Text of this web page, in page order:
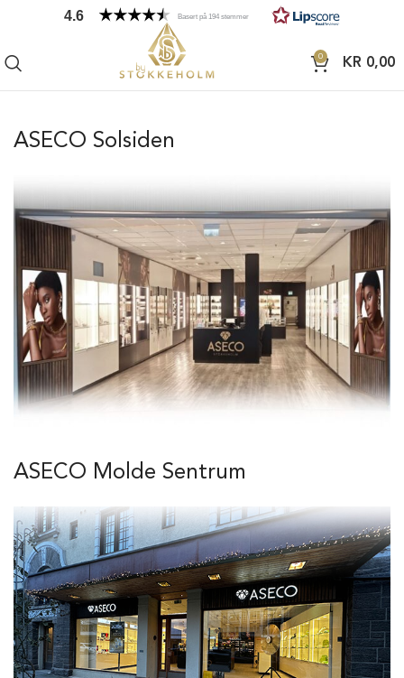
4.6 Basert på 194 stemmer
0 KR 0,00
ASECO Solsiden
ASECO Molde Sentrum